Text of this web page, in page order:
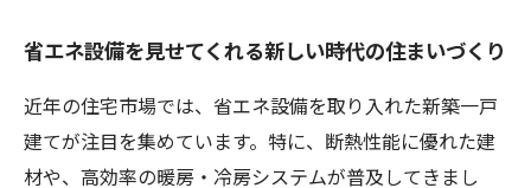
省エネ設備を見せてくれる新しい時代の住まいづくり
近年の住宅市場では、省エネ設備を取り入れた新築一戸
建てが注目を集めています。特に、断熱性能に優れた建
材や、高効率の暖房・冷房システムが普及してきまし